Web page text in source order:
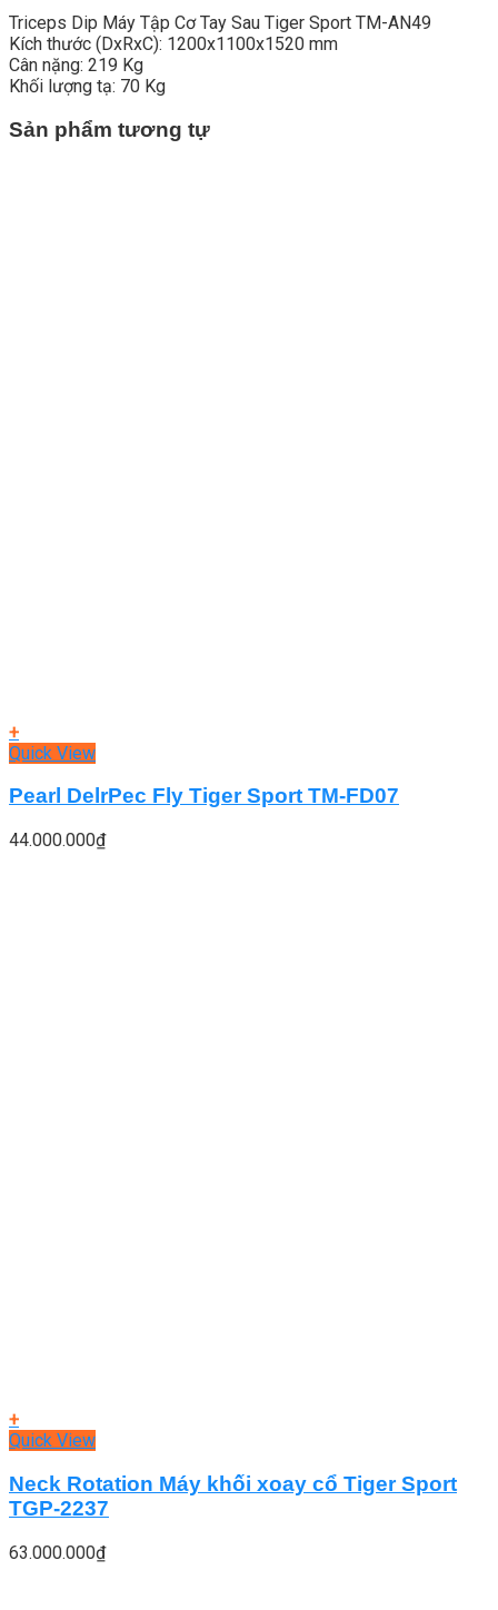
Triceps Dip Máy Tập Cơ Tay Sau Tiger Sport TM-AN49
Kích thước (DxRxC): 1200x1100x1520 mm
Cân nặng: 219 Kg
Khối lượng tạ: 70 Kg
Sản phẩm tương tự
+
Quick View
Pearl DelrPec Fly Tiger Sport TM-FD07
44.000.000₫
+
Quick View
Neck Rotation Máy khối xoay cổ Tiger Sport
TGP-2237
63.000.000₫